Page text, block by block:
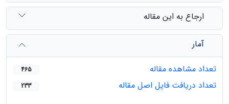
ارجاع به این مقاله
آمار
تعداد مشاهده مقاله
465
تعداد دریافت فایل اصل مقاله 233